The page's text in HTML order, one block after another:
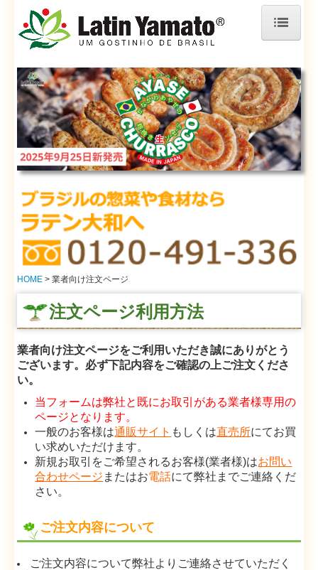
企業情報
こだわりのハンドメイド
商品情報
AYASE CHURRASCO
リングイッサ調理方法
オンラインストア
通販 ご利用ガイド
直売所-hALO PRATI-
ブラジル料理と食文化
お問合せ
お取り扱い店舗紹介
特定商取引法に基づく表記
HOME 業者向け注文ページ
注文ページ利用方法
業者向け注文ページをご利用いただき誠にありがとう
ございます。必ず下記内容をご確認の上ご注文くださ
い。
当フォームは弊社と既にお取引がある業者様専用の
ページとなります。
一般のお客様は通販サイト もしくは直売所にてお買
い求めいただけます。
新規お取引をご希望されるお客様(業者様)はお問い
合わせページ またはお電話にて弊社までご連絡くだ
さい。
ご注文内容について
ご注文内容について弊社よりご連絡させていただく